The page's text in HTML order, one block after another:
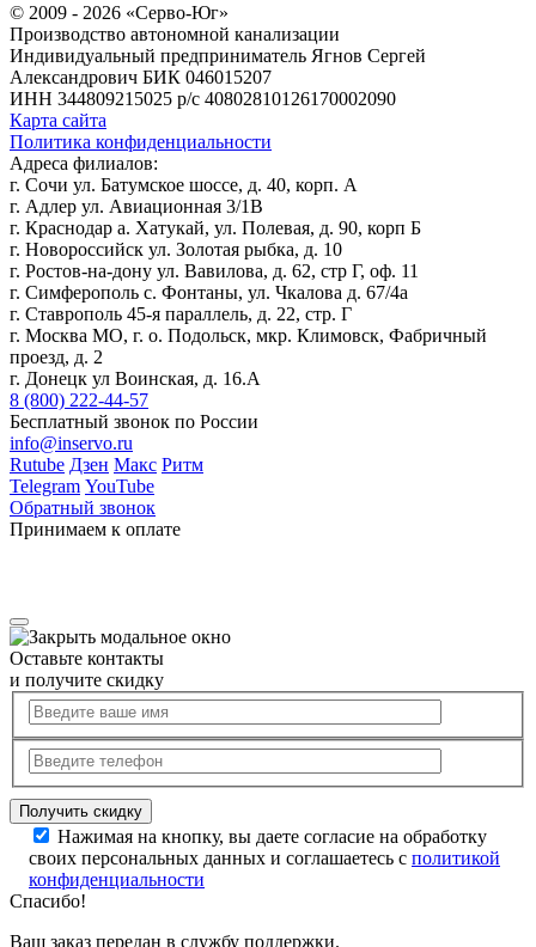
© 2009 - 2026 «Серво-Юг»
Производство автономной канализации
Индивидуальный предприниматель Ягнов Сергей
Александрович БИК 046015207
ИНН 344809215025 р/с 40802810126170002090
Карта сайта
Политика конфиденциальности
Адреса филиалов:
г. Сочи ул. Батумское шоссе, д. 40, корп. А
г. Адлер ул. Авиационная 3/1В
г. Краснодар а. Хатукай, ул. Полевая, д. 90, корп Б
г. Новороссийск ул. Золотая рыбка, д. 10
г. Ростов-на-дону ул. Вавилова, д. 62, стр Г, оф. 11
г. Симферополь с. Фонтаны, ул. Чкалова д. 67/4а
г. Ставрополь 45-я параллель, д. 22, стр. Г
г. Москва МО, г. о. Подольск, мкр. Климовск, Фабричный
проезд, д. 2
г. Донецк ул Воинская, д. 16.А
8 (800) 222-44-57
Бесплатный звонок по России
info@inservo.ru
Rutube Дзен Макс Ритм
Telegram YouTube
Обратный звонок
Принимаем к оплате
Оставьте контакты
и получите скидку
Нажимая на кнопку, вы даете согласие на обработку
своих персональных данных и соглашаетесь с политикой
конфиденциальности
Спасибо!
Ваш заказ передан в службу поддержки.